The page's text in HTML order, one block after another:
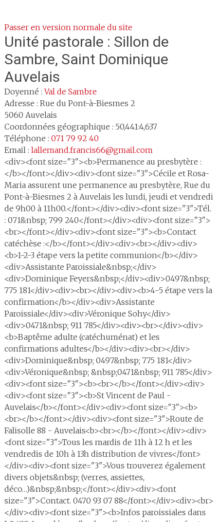
Passer en version normale du site
Unité pastorale : Sillon de
Sambre, Saint Dominique
Auvelais
Doyenné :Val de Sambre
Adresse : Rue du Pont-à-Biesmes 2
5060 Auvelais
Coordonnées géographique : 50,441:4,637
Téléphone : 071 79 92 40
Email : lallemand.francis66@gmail.com
<div><font size="3"><b>Permanence au presbytère :
</b></font></div><div><font size="3">Cécile et Rosa-
Maria assurent une permanence au presbytère, Rue du
Pont-à-Biesmes 2 à Auvelais les lundi, jeudi et vendredi
de 9h00 à 11h00.</font></div><div><font size="3">Tél.
: 071&nbsp; 799 240</font></div><div><font size="3">
<br></font></div><div><font size="3"><b>Contact
catéchèse :</b></font></div><div><br></div><div>
<b>1-2-3 étape vers la petite communion</b></div>
<div>Assistante Paroissiale&nbsp;</div>
<div>Dominique Feyers&nbsp;</div><div>0497&nbsp;
775 181</div><div><br></div><div><b>4-5 étape vers la
confirmation</b></div><div>Assistante
Paroissiale</div><div>Véronique Sohy</div>
<div>0471&nbsp; 911 785</div><div><br></div><div>
<b>Baptême adulte (catéchuménat) et les
confirmations adultes</b></div><div><br></div>
<div>Dominique&nbsp; 0497&nbsp; 775 181</div>
<div>Véronique&nbsp; &nbsp;0471&nbsp; 911 785</div>
<div><font size="3"><b><br></b></font></div><div>
<div><font size="3"><b>St Vincent de Paul -
Auvelais</b></font></div><div><font size="3"><b>
<br></b></font></div><div><font size="3">Route de
Falisolle 88 - Auvelais<b><br></b></font></div><div>
<font size="3">Tous les mardis de 11h à 12 h et les
vendredis de 10h à 13h distribution de vivres</font>
</div><div><font size="3">Vous trouverez également
divers objets&nbsp; (verres, assiettes,
déco…)&nbsp;&nbsp;</font></div><div><font
size="3">Contact. 0470 93 07 88</font></div><div><br>
</div><div><font size="3"><b>Infos paroissiales dans